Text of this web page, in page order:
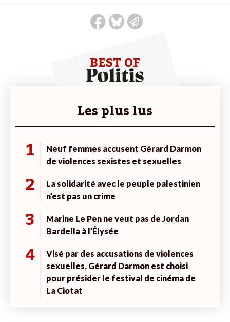
BEST OF
Les plus lus
1
Neuf femmes accusent Gérard Darmon
de violences sexistes et sexuelles
2
La solidarité avec le peuple palestinien
n’est pas un crime
3
Marine Le Pen ne veut pas de Jordan
Bardella à l’Élysée
4
Visé par des accusations de violences
sexuelles, Gérard Darmon est choisi
pour présider le festival de cinéma de
La Ciotat